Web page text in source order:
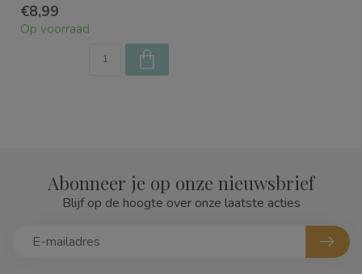
€8,99
Op voorraad
Abonneer je op onze nieuwsbrief
Blijf op de hoogte over onze laatste acties